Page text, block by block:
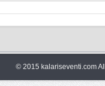
© 2015 kalariseventi.com